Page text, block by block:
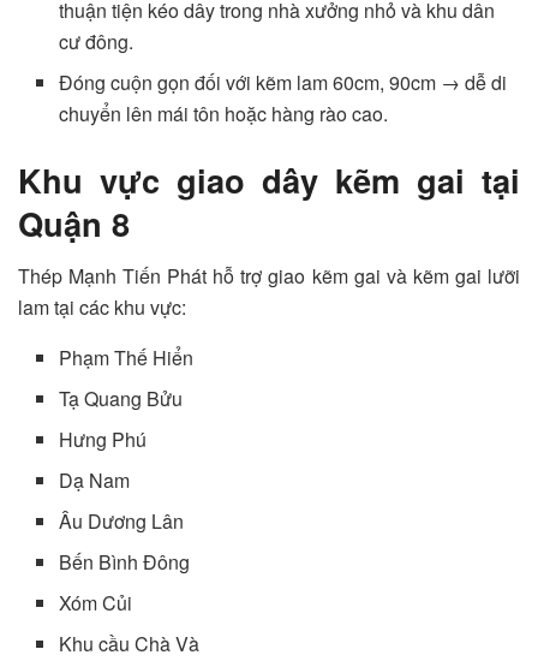
thuận tiện kéo dây trong nhà xưởng nhỏ và khu dân
cư đông.
Đóng cuộn gọn đối với kẽm lam 60cm, 90cm → dễ di
chuyển lên mái tôn hoặc hàng rào cao.
Khu vực giao dây kẽm gai tại
Quận 8
Thép Mạnh Tiến Phát hỗ trợ giao kẽm gai và kẽm gai lưỡi
lam tại các khu vực:
Phạm Thế Hiển
Tạ Quang Bửu
Hưng Phú
Dạ Nam
Âu Dương Lân
Bến Bình Đông
Xóm Củi
Khu cầu Chà Và